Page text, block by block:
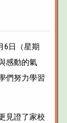
6日（星期
感動的氣
們努力學習
見證了家校